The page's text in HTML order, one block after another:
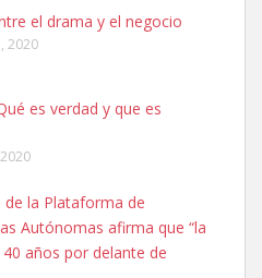
MESA Y LOPEZ
MICROCHIP PERDIDO HOY
ES MUY ASUSTADIZO
el drama y el negocio
2020
es verdad y que es
de la Plataforma de
Autónomas afirma que “la
40 años por delante de